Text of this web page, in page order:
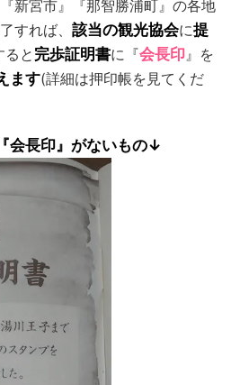
新宮市』『那智勝浦町』の各地
すれば、 該当の観光協会に提
ると 完歩証明書に『会長印 』を
ます(詳細は押印帳を見てくだ
会長印』がないもの↓